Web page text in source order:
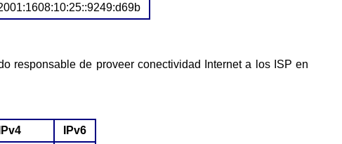
IPv4
IPv6